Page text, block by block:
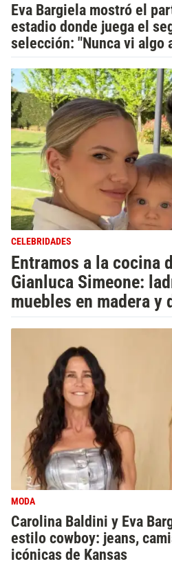
Eva Bargiela mostró el
estadio donde juega el
selección: "Nunca vi algo
CELEBRIDADES
Entramos a la cocina
Gianluca Simeone:
muebles en madera y
MODA
Carolina Baldini y Eva
estilo cowboy: jeans,
icónicas de Kansas